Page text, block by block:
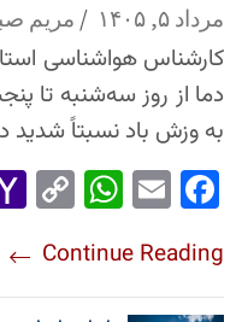
مرداد ۵, ۱۴۰۵ مریم
کارشناس هواشناسی
دما از روز سه‌شنبه تا
به وزش باد نسبتاً شدید
Fac
ok
Em
Wh
Ap
p
Co
Lin
k
Continue Reading